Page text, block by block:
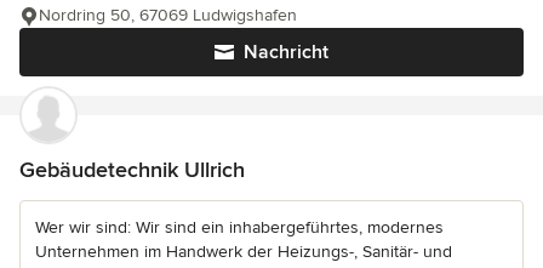
Nachricht
Nordring 50, 67069 Ludwigshafen
Gebäudetechnik Ullrich
Wer wir sind: Wir sind ein inhabergeführtes, modernes
Unternehmen im Handwerk der Heizungs-, Sanitär- und